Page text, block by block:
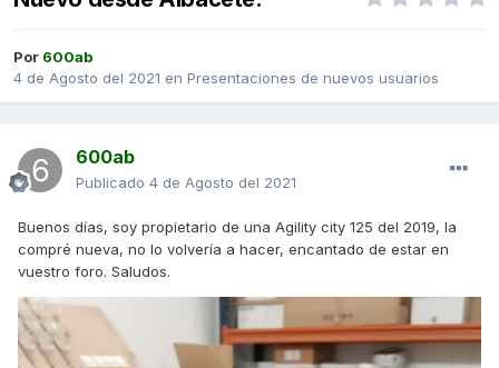
Por 600ab
4 de Agosto del 2021 en Presentaciones de nuevos usuarios
600ab
Publicado 4 de Agosto del 2021
Buenos días, soy propietario de una Agility city 125 del 2019, la
compré nueva, no lo volvería a hacer, encantado de estar en
vuestro foro. Saludos.